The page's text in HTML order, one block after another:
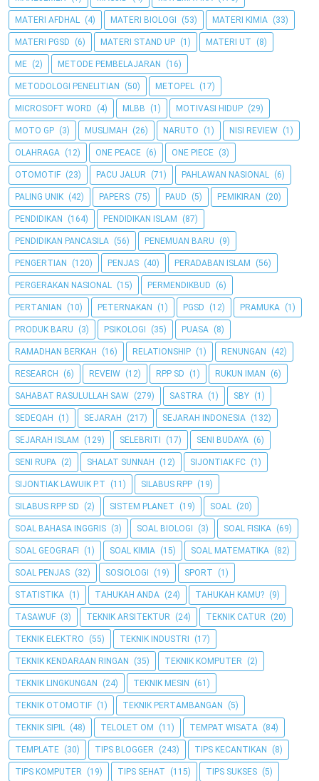
MATERI AFDHAL (4) MATERI BIOLOGI (53) MATERI KIMIA (33)
MATERI PGSD (6) MATERI STAND UP (1) MATERI UT (8)
ME (2) METODE PEMBELAJARAN (16)
METODOLOGI PENELITIAN (50) METOPEL (17)
MICROSOFT WORD (4) MLBB (1) MOTIVASI HIDUP (29)
MOTO GP (3) MUSLIMAH (26) NARUTO (1) NISI REVIEW (1)
OLAHRAGA (12) ONE PEACE (6) ONE PIECE (3)
OTOMOTIF (23) PACU JALUR (71) PAHLAWAN NASIONAL (6)
PALING UNIK (42) PAPERS (75) PAUD (5) PEMIKIRAN (20)
PENDIDIKAN (164) PENDIDIKAN ISLAM (87)
PENDIDIKAN PANCASILA (56) PENEMUAN BARU (9)
PENGERTIAN (120) PENJAS (40) PERADABAN ISLAM (56)
PERGERAKAN NASIONAL (15) PERMENDIKBUD (6)
PERTANIAN (10) PETERNAKAN (1) PGSD (12) PRAMUKA (1)
PRODUK BARU (3) PSIKOLOGI (35) PUASA (8)
RAMADHAN BERKAH (16) RELATIONSHIP (1) RENUNGAN (42)
RESEARCH (6) REVEIW (12) RPP SD (1) RUKUN IMAN (6)
SAHABAT RASULULLAH SAW (279) SASTRA (1) SBY (1)
SEDEQAH (1) SEJARAH (217) SEJARAH INDONESIA (132)
SEJARAH ISLAM (129) SELEBRITI (17) SENI BUDAYA (6)
SENI RUPA (2) SHALAT SUNNAH (12) SIJONTIAK FC (1)
SIJONTIAK LAWUIK P.T (11) SILABUS RPP (19)
SILABUS RPP SD (2) SISTEM PLANET (19) SOAL (20)
SOAL BAHASA INGGRIS (3) SOAL BIOLOGI (3) SOAL FISIKA (69)
SOAL GEOGRAFI (1) SOAL KIMIA (15) SOAL MATEMATIKA (82)
SOAL PENJAS (32) SOSIOLOGI (19) SPORT (1)
STATISTIKA (1) TAHUKAH ANDA (24) TAHUKAH KAMU? (9)
TASAWUF (3) TEKNIK ARSITEKTUR (24) TEKNIK CATUR (20)
TEKNIK ELEKTRO (55) TEKNIK INDUSTRI (17)
TEKNIK KENDARAAN RINGAN (35) TEKNIK KOMPUTER (2)
TEKNIK LINGKUNGAN (24) TEKNIK MESIN (61)
TEKNIK OTOMOTIF (1) TEKNIK PERTAMBANGAN (5)
TEKNIK SIPIL (48) TELOLET OM (11) TEMPAT WISATA (84)
TEMPLATE (30) TIPS BLOGGER (243) TIPS KECANTIKAN (8)
TIPS KOMPUTER (19) TIPS SEHAT (115) TIPS SUKSES (5)